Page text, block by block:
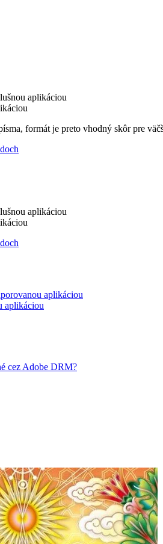
aplikáciou
formát je preto vhodný skôr pre
aplikáciou
aplikáciou
aplikáciou
cez Adobe DRM?